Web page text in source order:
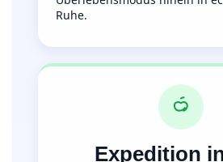
Ruhe.
Expedition